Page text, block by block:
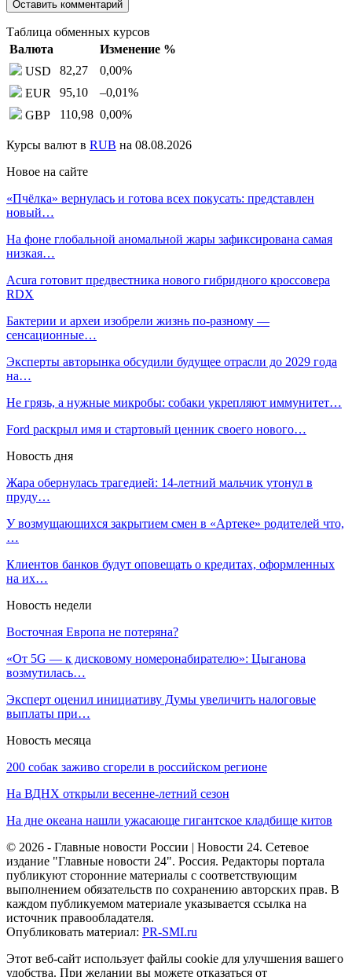
Таблица обменных курсов
Валюта
Изменение %
USD
82,27 0,00%
EUR
95,10 –0,01%
GBP
110,98 0,00%
Курсы валют в RUB на 08.08.2026
Новое на сайте
«Пчёлка» вернулась и готова всех покусать: представлен
новый…
На фоне глобальной аномальной жары зафиксирована самая
низкая…
Acura готовит предвестника нового гибридного кроссовера
RDX
Бактерии и археи изобрели жизнь по-разному —
сенсационные…
Эксперты авторынка обсудили будущее отрасли до 2029 года
на…
Не грязь, а нужные микробы: собаки укрепляют иммунитет…
Ford раскрыл имя и стартовый ценник своего нового…
Новость дня
Жара обернулась трагедией: 14-летний мальчик утонул в
пруду…
У возмущающихся закрытием смен в «Артеке» родителей что,
…
Клиентов банков будут оповещать о кредитах, оформленных
на их…
Новость недели
Восточная Европа не потеряна?
«От 5G — к дисковому номеронабирателю»: Цыганова
возмутилась…
Эксперт оценил инициативу Думы увеличить налоговые
выплаты при…
Новость месяца
200 собак заживо сгорели в российском регионе
На ВДНХ открыли весенне-летний сезон
На дне океана нашли ужасающе гигантское кладбище китов
© 2026 - Главные новости России | Новости 24. Сетевое
издание "Главные новости 24". Россия. Редакторы портала
публикуют сторонние материалы с соответствующим
выполнением обязательств по сохранению авторских прав. В
каждом публикуемом материале указывается ссылка на
источник правообладателя.
Опубликовать материал: PR-SMI.ru
Этот веб-сайт использует файлы cookie для улучшения вашего
удобства. При желании вы можете отказаться от